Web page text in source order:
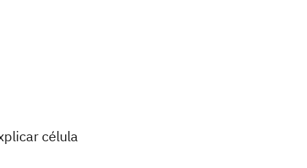
célula